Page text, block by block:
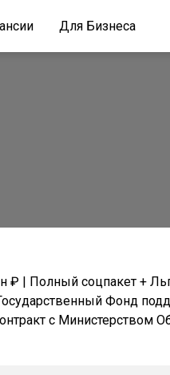
Для Бизнеса
₽ | Полный соцпaкет +
Фонд
с Министерством